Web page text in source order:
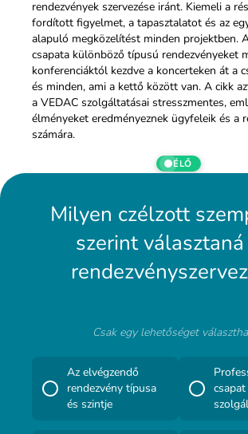
rendezvények szervezése iránt. Kiemeli a
fordított figyelmet, a tapasztalatot és az
alapuló megközelítést minden projektben.
csapata különböző típusú rendezvényeket
konferenciáktól kezdve a koncerteken át a
és minden, ami a kettő között van. A cikk
a VEDAC szolgáltatásai stresszmentes,
élményeket eredményeznek ügyfeleik és a
számára.
ÉLŐ
Milyen czélzott
szerint választaná
Csak egy lehetőséget
Az elvégzendő
rendezvény típusa
és szintje
csapat